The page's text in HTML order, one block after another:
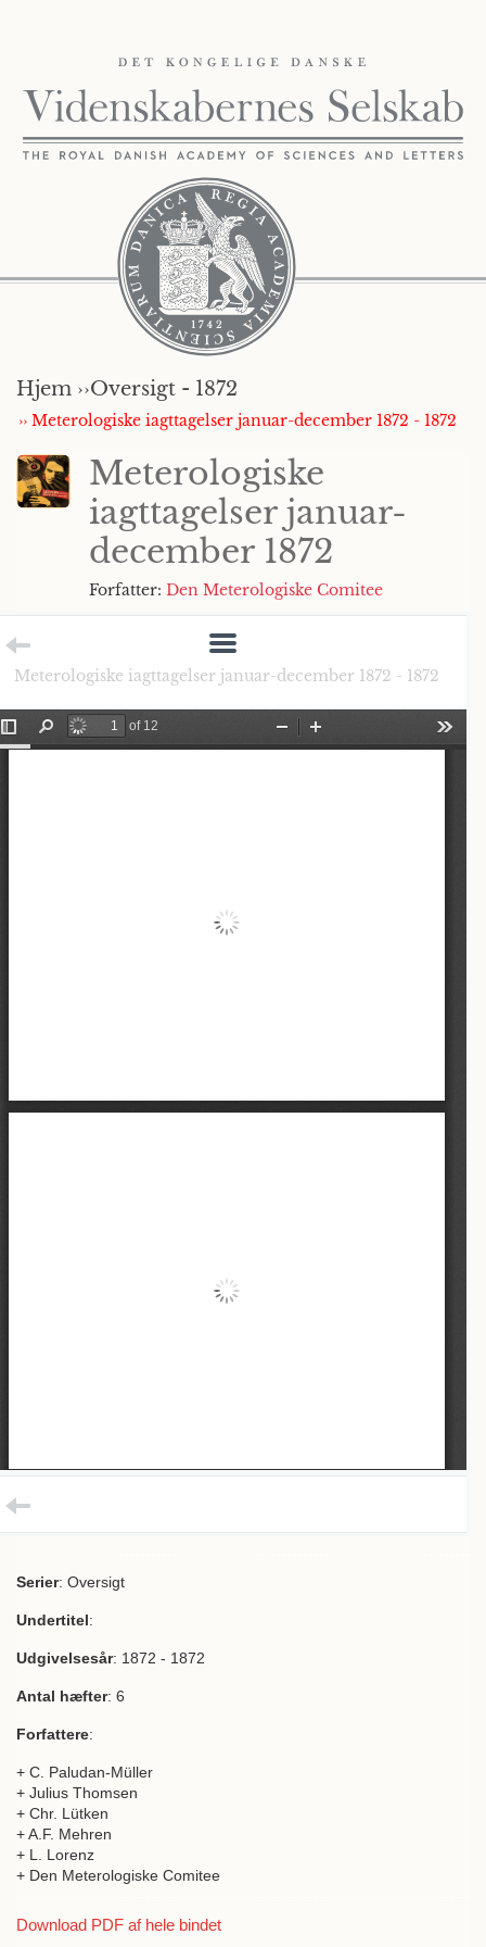
Hjem ››Oversigt - 1872
›› Meterologiske iagttagelser januar-december 1872 - 1872
Meterologiske
iagttagelser januar-
december 1872
Forfatter: Den Meterologiske Comitee
Meterologiske iagttagelser januar-december 1872 - 1872
Serier: Oversigt
Undertitel:
Udgivelsesår: 1872 - 1872
Antal hæfter: 6
Forfattere:
+ C. Paludan-Müller
+ Julius Thomsen
+ Chr. Lütken
+ A.F. Mehren
+ L. Lorenz
+ Den Meterologiske Comitee
Download PDF af hele bindet